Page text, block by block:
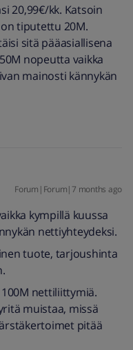
20,99€/kk. Katsoin
tiputettu 20M.
sitä pääasiallisena
nopeutta vaikka
mainosti kännykän
Forum|Forum|7 months ago
kympillä kuussa
nettiyhteydeksi.
tuote, tarjoushinta
nettiliittymiä.
muistaa, missä
pitää